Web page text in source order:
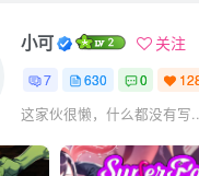
小可 关注
7 630 0
这家伙很懒，什么都没有写